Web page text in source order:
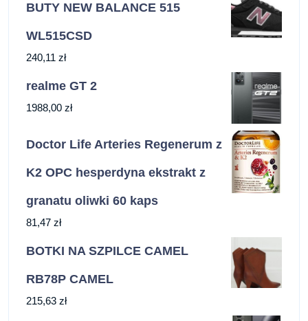
BUTY NEW BALANCE 515
WL515CSD
240,11 zł
realme GT 2
1988,00 zł
Doctor Life Arteries Regenerum z
K2 OPC hesperdyna ekstrakt z
granatu oliwki 60 kaps
81,47 zł
BOTKI NA SZPILCE CAMEL
RB78P CAMEL
215,63 zł